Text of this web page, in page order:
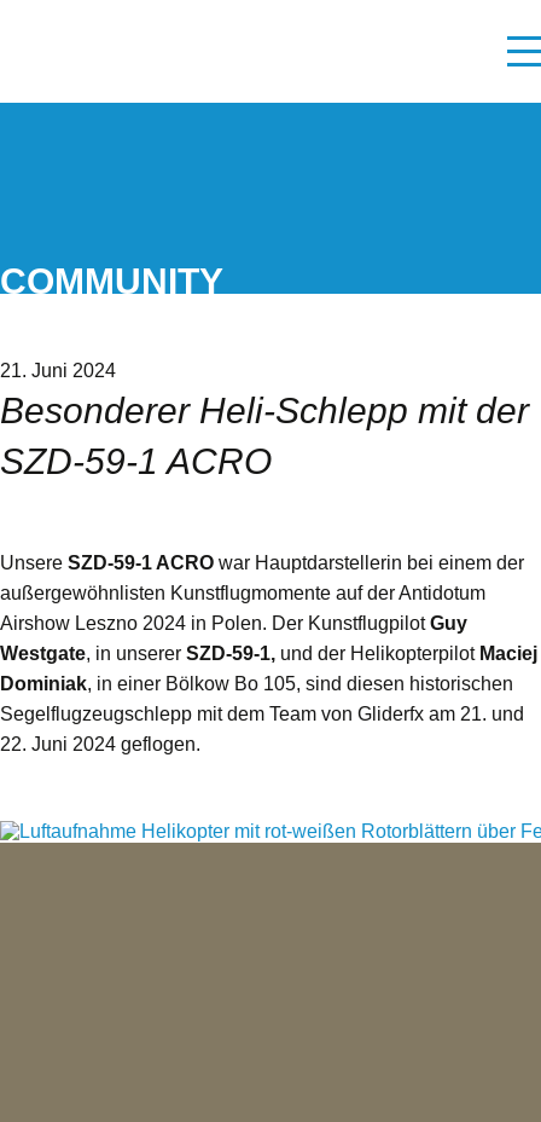
COMMUNITY
21. Juni 2024
Besonderer Heli-Schlepp mit der
SZD-59-1 ACRO
Unsere SZD-59-1 ACRO war Hauptdarstellerin bei einem der
außergewöhnlisten Kunstflugmomente auf der Antidotum
Airshow Leszno 2024 in Polen. Der KunstflugpilotGuy
Westgate, in unserer SZD-59-1, und der Helikopterpilot Maciej
Dominiak, in einer Bölkow Bo 105, sind diesen historischen
Segelflugzeugschlepp mit dem Team von Gliderfx am 21. und
22. Juni 2024 geflogen.